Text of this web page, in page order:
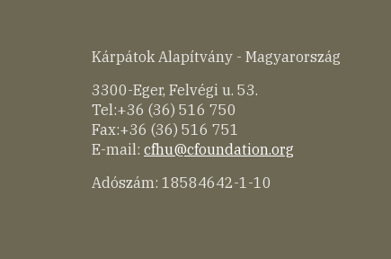
Kárpátok Alapítvány - Magyarország
3300-Eger, Felvégi u. 53.
Tel:+36 (36) 516 750
Fax:+36 (36) 516 751
E-mail: cfhu@cfoundation.org
Adószám: 18584642-1-10